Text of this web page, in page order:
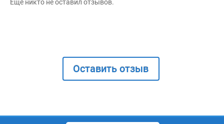
Ещё никто не оставил отзывов.
Оставить отзыв